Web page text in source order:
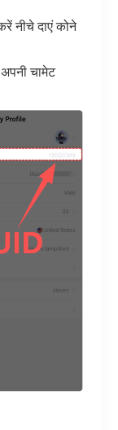
नीचे दाएं कोने
चामेट